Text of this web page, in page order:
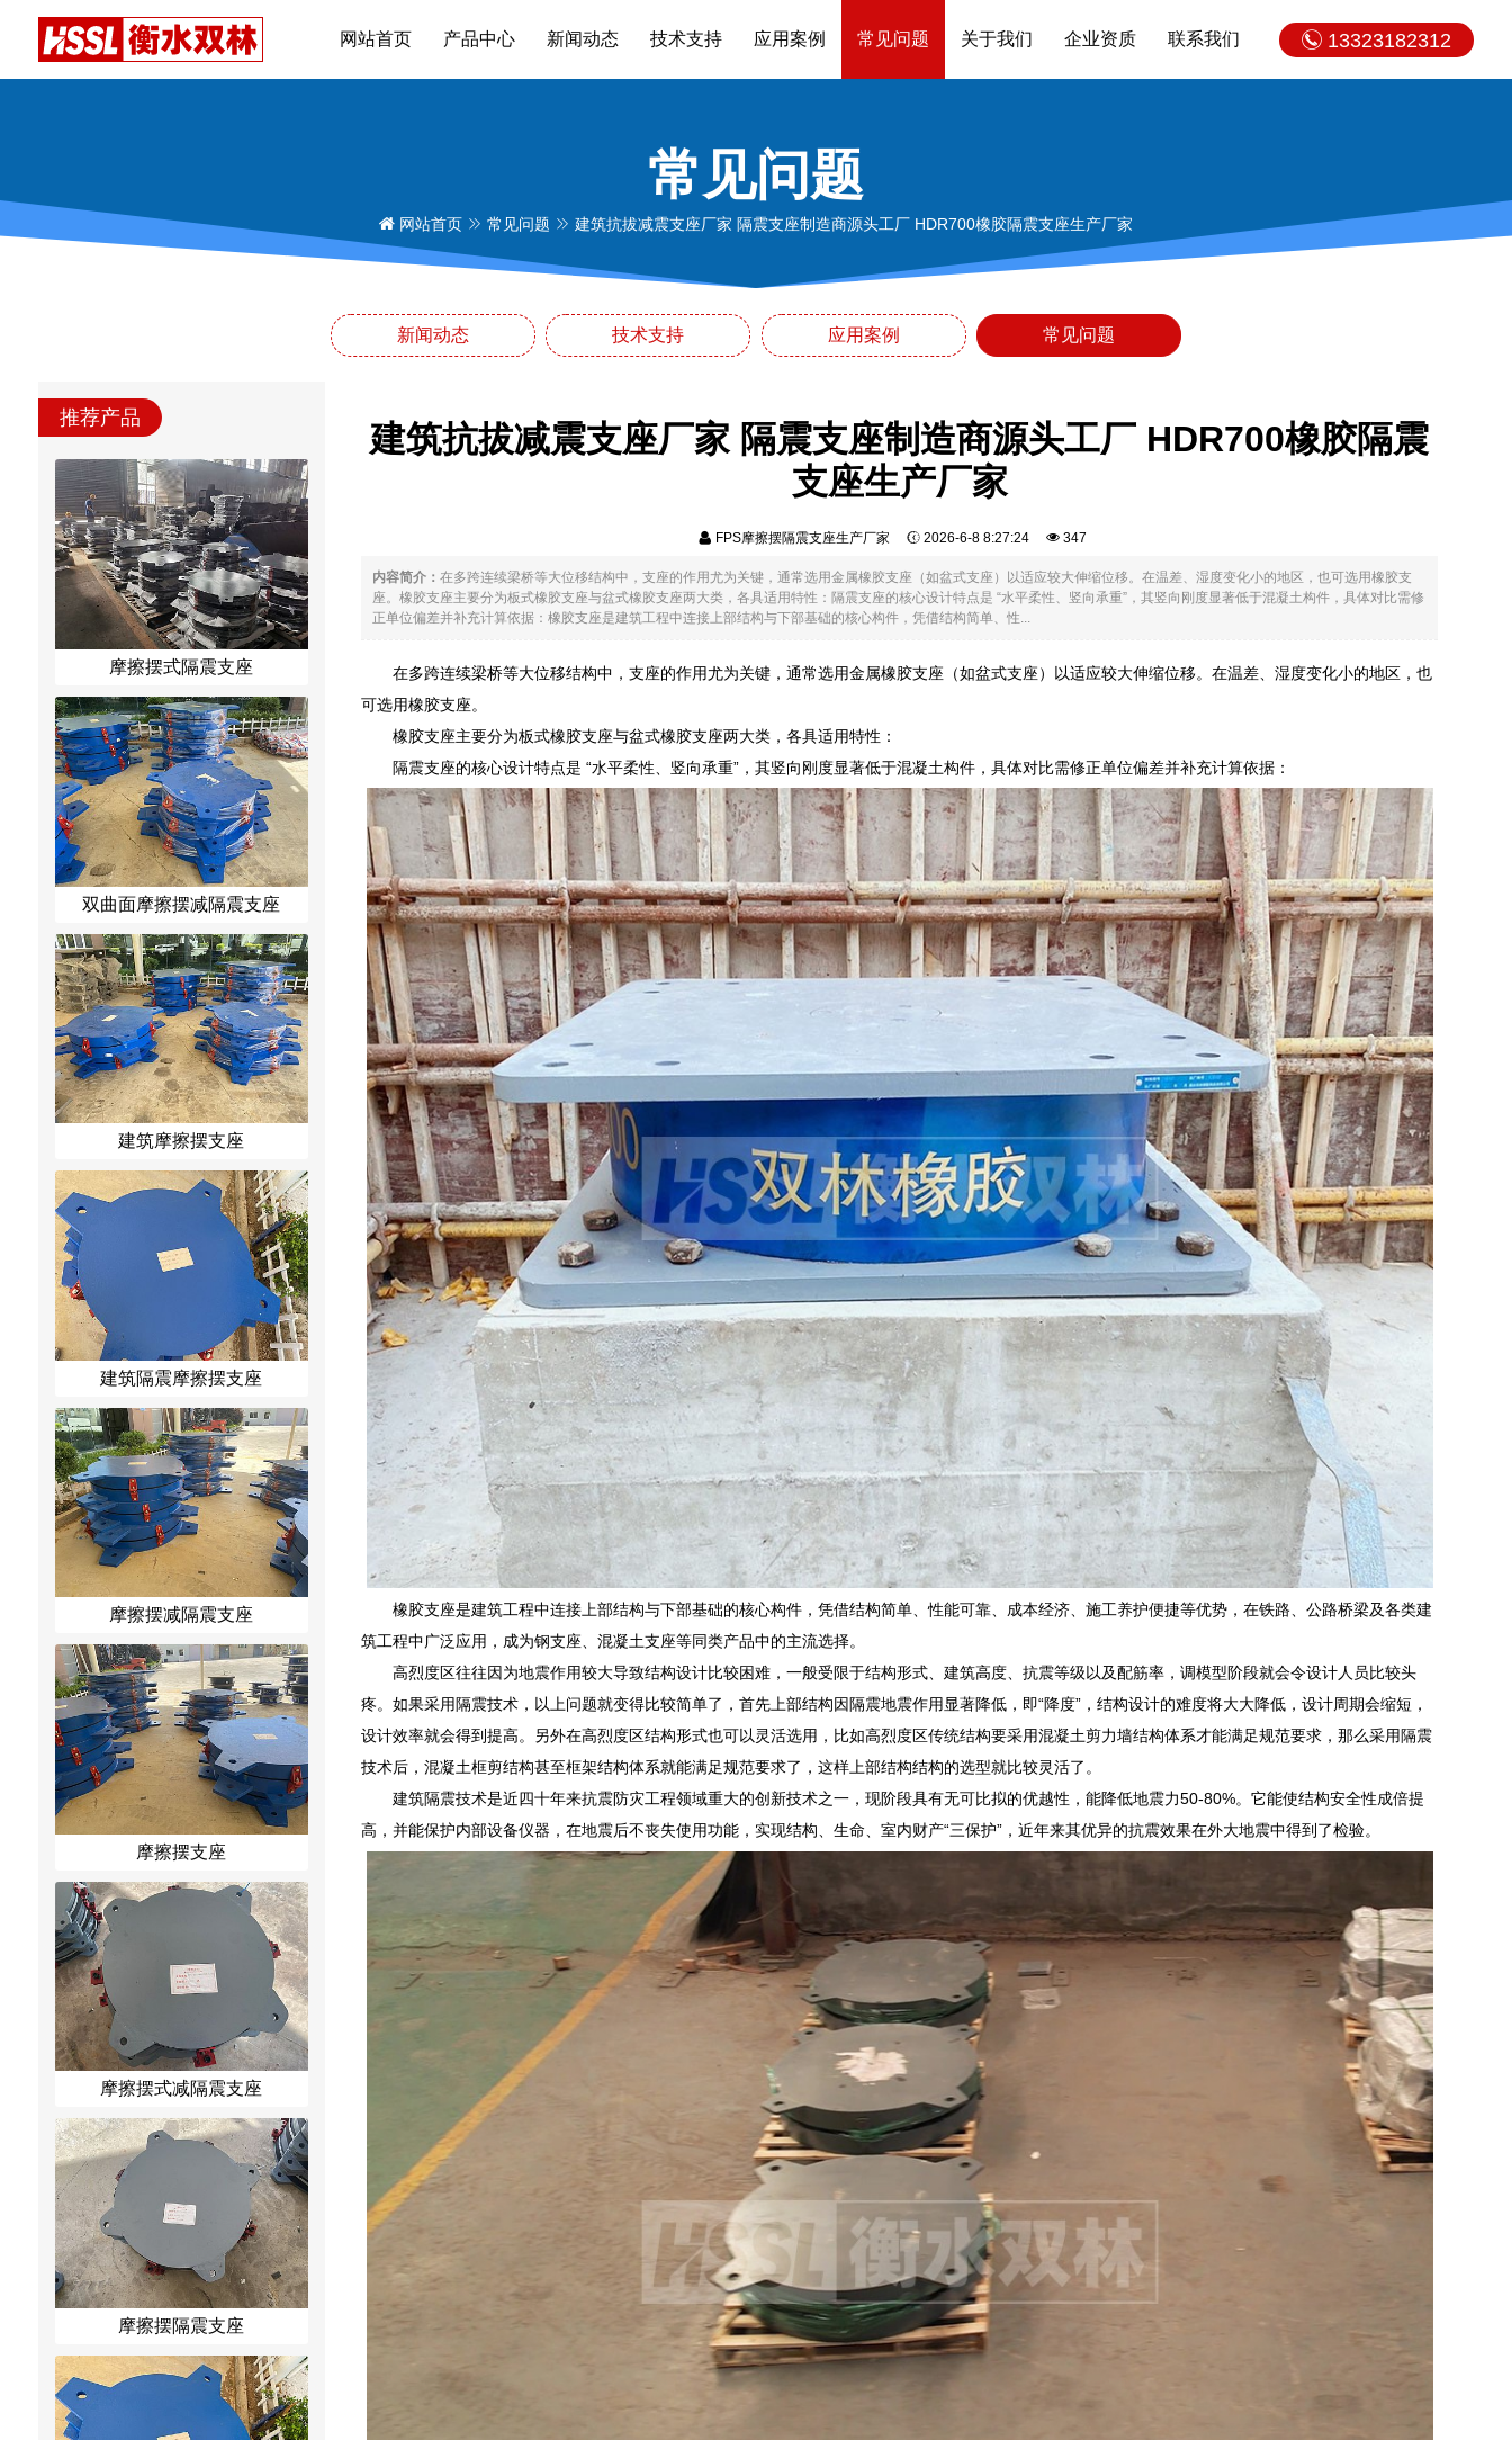
13323182312
网站首页 产品中心 新闻动态 技术支持 应用案例 常见问题 关于我们 企业资质 联系我们
常见问题
网站首页 常见问题 建筑抗拔减震支座厂家 隔震支座制造商源头工厂 HDR700橡胶隔震支座生产厂家
新闻动态 技术支持 应用案例 常见问题
推荐产品
摩擦摆式隔震支座
双曲面摩擦摆减隔震支座
建筑摩擦摆支座
建筑隔震摩擦摆支座
摩擦摆减隔震支座
摩擦摆支座
摩擦摆式减隔震支座
摩擦摆隔震支座
建筑抗拔减震支座厂家 隔震支座制造商源头工厂 HDR700橡胶隔震
支座生产厂家
FPS摩擦摆隔震支座生产厂家 2026-6-8 8:27:24 347
内容简介： 在多跨连续梁桥等大位移结构中，支座的作用尤为关键，通常选用金属橡胶支座（如盆式支座）以适应较大伸缩位移。在温差、湿度变化小的地区，也可选用橡胶支
座。橡胶支座主要分为板式橡胶支座与盆式橡胶支座两大类，各具适用特性：隔震支座的核心设计特点是 “水平柔性、竖向承重”，其竖向刚度显著低于混凝土构件，具体对比需修
正单位偏差并补充计算依据：橡胶支座是建筑工程中连接上部结构与下部基础的核心构件，凭借结构简单、性...
在多跨连续梁桥等大位移结构中，支座的作用尤为关键，通常选用金属橡胶支座（如盆式支座）以适应较大伸缩位移。在温差、湿度变化小的地区，也
可选用橡胶支座。
橡胶支座主要分为板式橡胶支座与盆式橡胶支座两大类，各具适用特性：
隔震支座的核心设计特点是 “水平柔性、竖向承重”，其竖向刚度显著低于混凝土构件，具体对比需修正单位偏差并补充计算依据：
橡胶支座是建筑工程中连接上部结构与下部基础的核心构件，凭借结构简单、性能可靠、成本经济、施工养护便捷等优势，在铁路、公路桥梁及各类建
筑工程中广泛应用，成为钢支座、混凝土支座等同类产品中的主流选择。
高烈度区往往因为地震作用较大导致结构设计比较困难，一般受限于结构形式、建筑高度、抗震等级以及配筋率，调模型阶段就会令设计人员比较头
疼。如果采用隔震技术，以上问题就变得比较简单了，首先上部结构因隔震地震作用显著降低，即“降度”，结构设计的难度将大大降低，设计周期会缩短，
设计效率就会得到提高。另外在高烈度区结构形式也可以灵活选用，比如高烈度区传统结构要采用混凝土剪力墙结构体系才能满足规范要求，那么采用隔震
技术后，混凝土框剪结构甚至框架结构体系就能满足规范要求了，这样上部结构结构的选型就比较灵活了。
建筑隔震技术是近四十年来抗震防灾工程领域重大的创新技术之一，现阶段具有无可比拟的优越性，能降低地震力50-80%。它能使结构安全性成倍提
高，并能保护内部设备仪器，在地震后不丧失使用功能，实现结构、生命、室内财产“三保护”，近年来其优异的抗震效果在外大地震中得到了检验。